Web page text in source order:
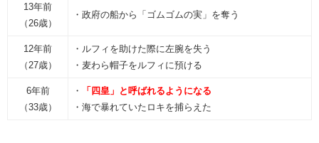
13年前
（26歳）
・政府の船から「ゴムゴムの実」を奪う
12年前
（27歳）
・ルフィを助けた際に左腕を失う
・麦わら帽子をルフィに預ける
6年前
（33歳）
・
「四皇」と呼ばれるようになる
・海で暴れていたロキを捕らえた